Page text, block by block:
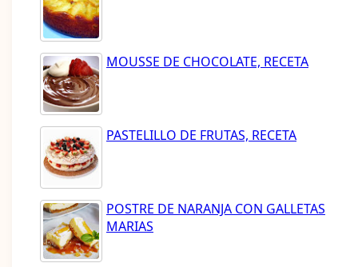
MOUSSE DE CHOCOLATE, RECETA
PASTELILLO DE FRUTAS, RECETA
POSTRE DE NARANJA CON GALLETAS
MARIAS